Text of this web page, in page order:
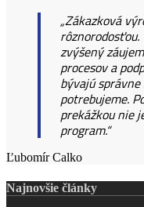
„Zákazková
zvýšený
procesov a
bývajú
potrebujeme.
prekážkou nie
program.“
Ľubomír Calko
Najnovšie články